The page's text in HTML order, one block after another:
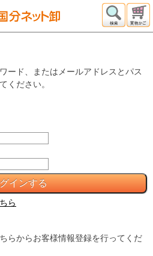
ード、またはメールアドレスとパス
ください。
ら
らからお客様情報登録を行ってくだ